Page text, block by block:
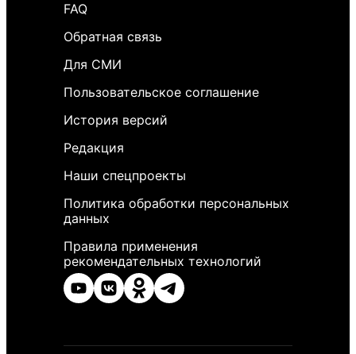
FAQ
Обратная связь
Для СМИ
Пользовательское соглашение
История версий
Редакция
Наши спецпроекты
Политика обработки персональных
данных
Правила применения
рекомендательных технологий